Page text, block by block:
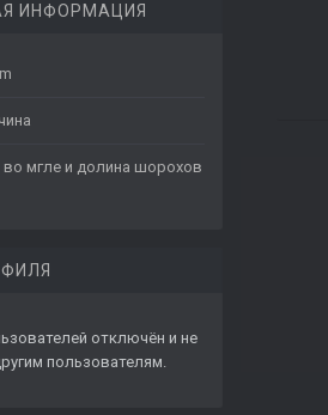
ИНФОРМАЦИЯ
во мгле и долина шорохов
отключён и не
пользователям.